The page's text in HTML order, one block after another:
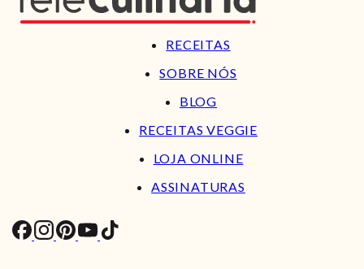
RECEITAS
SOBRE NÓS
BLOG
RECEITAS VEGGIE
LOJA ONLINE
ASSINATURAS